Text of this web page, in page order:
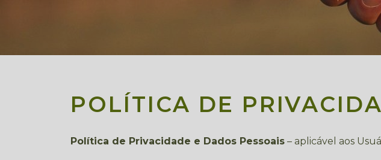
POLÍTICA DE
Política de Privacidade e Dados Pessoais – aplicável aos